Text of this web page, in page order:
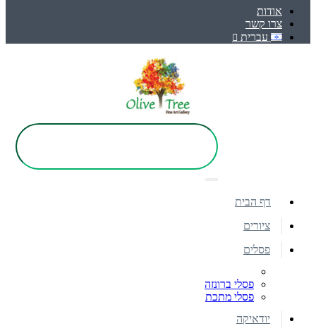
אודות
צרו קשר
עברית
דף הבית
ציורים
פסלים
פסלי ברונזה
פסלי מתכת
יודאיקה